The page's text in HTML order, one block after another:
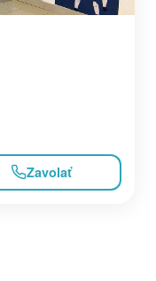
Zavolať